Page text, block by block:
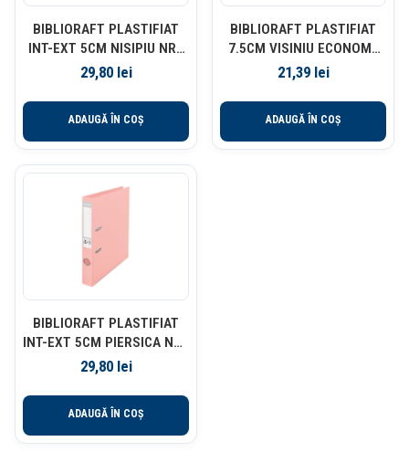
BIBLIORAFT PLASTIFIAT
INT-EXT 5CM NISIPIU NR1
POWER ESSELTE
29,80 lei
ADAUGĂ ÎN COȘ
BIBLIORAFT PLASTIFIAT
7.5CM VISINIU ECONOMY
ESSELTE
21,39 lei
ADAUGĂ ÎN COȘ
BIBLIORAFT PLASTIFIAT
INT-EXT 5CM PIERSICA NR1
POWER ESSELTE
29,80 lei
ADAUGĂ ÎN COȘ